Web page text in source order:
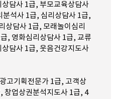
담사 1급, 부모교육상담사
석사 1급, 심리상담사 1급,
상담사 1급, 모래놀이심리
, 영화심리상담사 1급, 교류
담사 1급, 웃음건강지도사
고기획전문가 1급, 고객상
창업상권분석지도사 1급, 4